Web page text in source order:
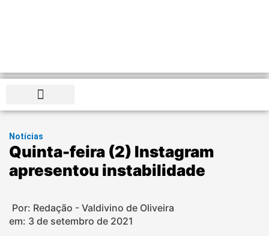
Notícias
Quinta-feira (2) Instagram
apresentou instabilidade
Por: Redação - Valdivino de Oliveira
em: 3 de setembro de 2021